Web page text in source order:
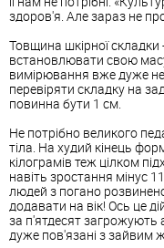
здоров'я. Але зараз не
Товщина шкірної
встановлювати свою
вимірювання вже дуже
перевіряти складку на
повинна бути 1 см.
Не потрібно великого
тіла. На худий кінець
кілограмів теж цілком
навіть зростання мінус
людей з погано
додавати на вік! Ось це
за п'ятдесят загрожують
дуже пов'язані з зайвим